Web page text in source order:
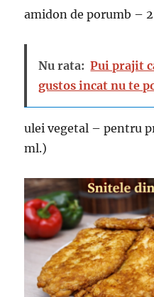
amidon de porumb –
Nu rata: Pui prajit
gustos incat nu te
ulei vegetal – pentru
ml.)